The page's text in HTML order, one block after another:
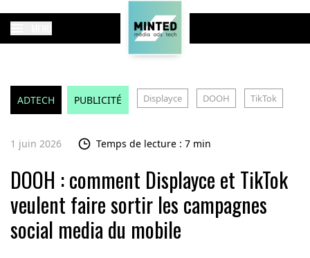
ADTECH PUBLICITÉ Displayce DOOH TikTok
1 juin 2026 Temps de lecture : 7 min
DOOH : comment Displayce et TikTok
veulent faire sortir les campagnes
social media du mobile